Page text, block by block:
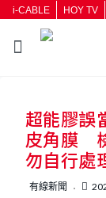
i-CABLE HOY TV
超能膠誤
皮角膜
勿自行處
有線新聞